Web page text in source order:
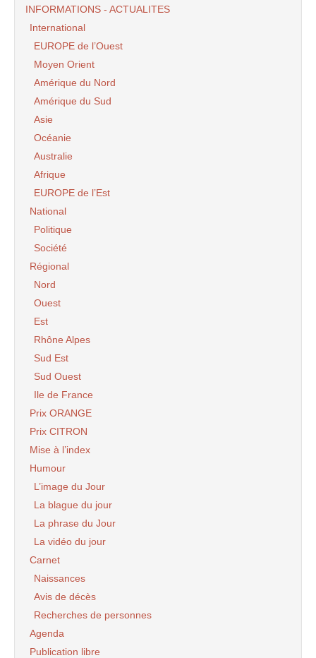
INFORMATIONS - ACTUALITES
International
EUROPE de l’Ouest
Moyen Orient
Amérique du Nord
Amérique du Sud
Asie
Océanie
Australie
Afrique
EUROPE de l’Est
National
Politique
Société
Régional
Nord
Ouest
Est
Rhône Alpes
Sud Est
Sud Ouest
Ile de France
Prix ORANGE
Prix CITRON
Mise à l’index
Humour
L’image du Jour
La blague du jour
La phrase du Jour
La vidéo du jour
Carnet
Naissances
Avis de décès
Recherches de personnes
Agenda
Publication libre